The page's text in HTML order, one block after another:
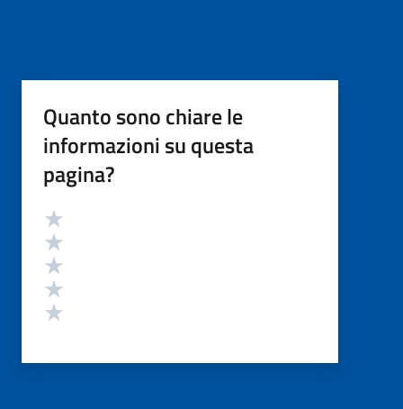
Quanto sono chiare le
informazioni su questa
pagina?
Valutazione